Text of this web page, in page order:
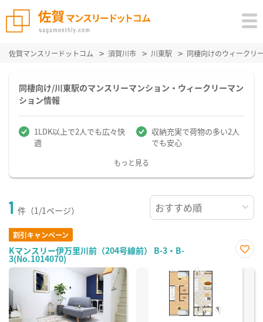
佐賀マンスリードットコム 須賀川市 川東駅 同棲向けのウィークリ
同棲向け/川東駅のマンスリーマンション・ウィークリーマン
ション情報
1LDK以上で2人でも広々快
適
収納充実で荷物の多い2人
でも安心
もっと見る
1 件（1/1ページ）
割引キャンペーン
Kマンスリー伊万里川前（204号線前） B-3・B-
3(No.1014070)
に入